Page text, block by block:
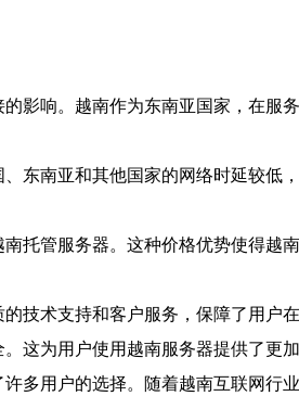
影响。越南作为东南亚国家，在服
东南亚和其他国家的网络时延较低
托管服务器。这种价格优势使得越
技术支持和客户服务，保障了用户
这为用户使用越南服务器提供了更加
多用户的选择。随着越南互联网行